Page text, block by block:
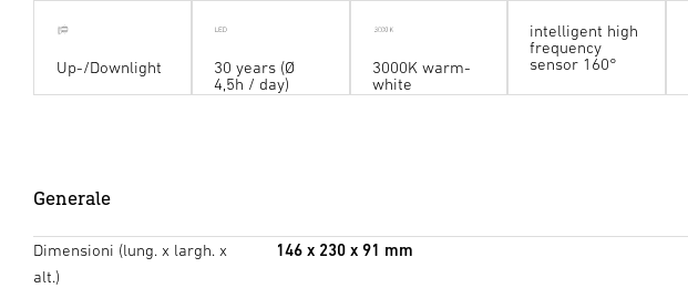
Up-/Downlight
30 years (Ø
4,5h / day)
3000K warm-
white
intelligent high
frequency
sensor 160°
Generale
Dimensioni (lung. x largh. x
alt.)
146 x 230 x 91 mm